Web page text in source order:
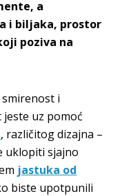
a
i biljaka, prostor
poziva na
i
uz pomoć
, različitog dizajna –
uklopiti sjajno
jastuka od
biste upotpunili